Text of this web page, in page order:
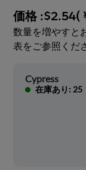
価格 :$2.54(
数量を増やすと
表をご参照くだ
Cypress
在庫あり: 25